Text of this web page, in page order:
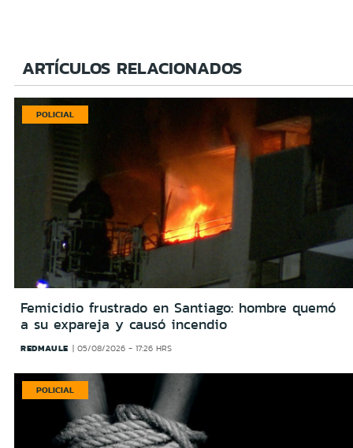
ARTÍCULOS RELACIONADOS
POLICIAL
Femicidio frustrado en Santiago: hombre quemó
a su expareja y causó incendio
REDMAULE 05/08/2026 - 17:26 HRS
POLICIAL